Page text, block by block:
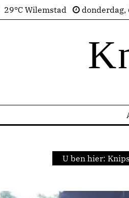
29°C Wilemstad donderdag,
U ben hier: